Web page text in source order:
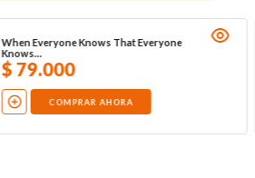
When Everyone Knows That Everyone
Knows…
$79.000
COMPRAR AHORA